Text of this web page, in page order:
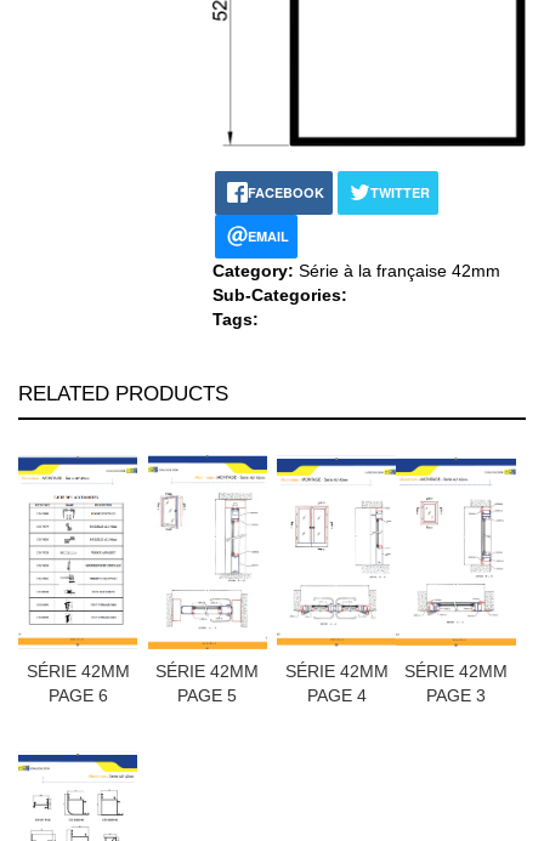
FACEBOOK TWITTER
EMAIL
Category: Série à la française 42mm
Sub-Categories:
Tags:
RELATED PRODUCTS
SÉRIE 42MM
PAGE 6
SÉRIE 42MM
PAGE 5
SÉRIE 42MM
PAGE 4
SÉRIE 42MM
PAGE 3